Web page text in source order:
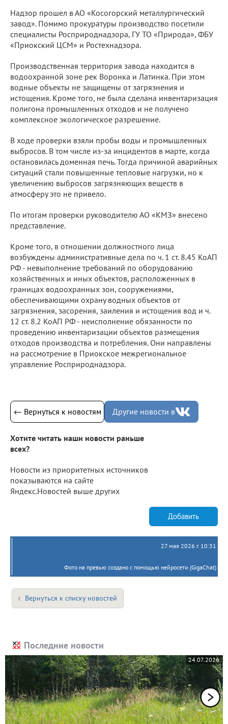
Надзор прошел в АО «Косогорский металлургический
завод». Помимо прокуратуры производство посетили
специалисты Росприроднадзора, ГУ ТО «Природа», ФБУ
«Приокский ЦСМ» и Ростехнадзора.
Производственная территория завода находится в
водоохранной зоне рек Воронка и Латинка. При этом
водные объекты не защищены от загрязнения и
истощения. Кроме того, не была сделана инвентаризация
полигона промышленных отходов и не получено
комплексное экологическое разрешение.
В ходе проверки взяли пробы воды и промышленных
выбросов. В том числе из-за инцидентов в марте, когда
остановилась доменная печь. Тогда причиной аварийных
ситуаций стали повышенные тепловые нагрузки, но к
увеличению выбросов загрязняющих веществ в
атмосферу это не привело.
По итогам проверки руководителю АО «КМЗ» внесено
представление.
Кроме того, в отношении должностного лица
возбуждены административные дела по ч. 1 ст. 8.45 КоАП
РФ - невыполнение требований по оборудованию
хозяйственных и иных объектов, расположенных в
границах водоохранных зон, сооружениями,
обеспечивающими охрану водных объектов от
загрязнения, засорения, заиления и истощения вод и ч.
12 ст. 8.2 КоАП РФ - неисполнение обязанности по
проведению инвентаризации объектов размещения
отходов производства и потребления. Они направлены
на рассмотрение в Приокское межрегиональное
управление Росприроднадзора.
← Вернуться к новостям Другие новости в
Хотите читать наши новости раньше
всех?
Новости из приоритетных источников
показываются на сайте
Яндекс.Новостей выше других
Добавить
27 мая 2026 г. 10:31
Фото на превью создано с помощью нейросети (GigaChat)
Вернуться к списку новостей
Последние новости
24.07.2026